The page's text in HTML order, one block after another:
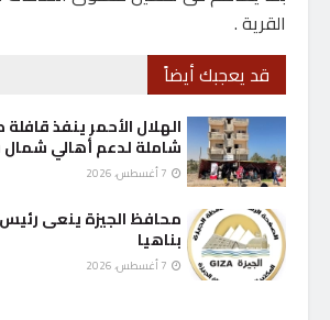
القرية .
قد يعجبك أيضاً
الهلال الأحمر ينفذ
شاملة لدعم أهالي شمال
محافظ الجيزة ينعى
بناهيا